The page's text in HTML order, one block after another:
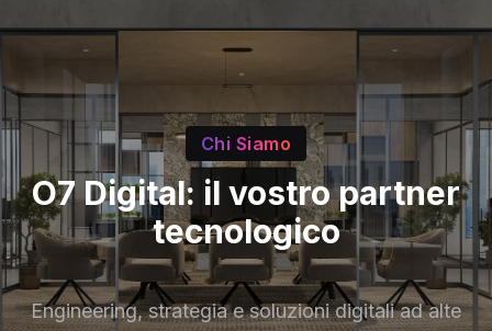
Chi Siamo
O7 Digital: il vostro partner
tecnologico
Engineering, strategia e soluzioni digitali ad alte